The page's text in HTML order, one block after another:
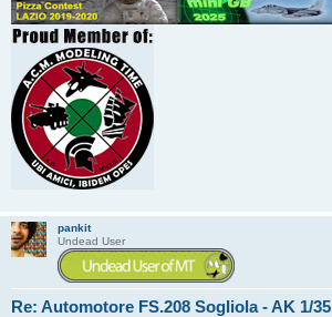
pankit
Undead User
Re: Automotore FS.208 Sogliola - AK 1/35